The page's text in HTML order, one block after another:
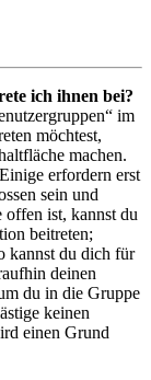
ich ihnen bei?
im
möchtest,
machen.
erfordern erst
sein und
offen ist, kannst du
beitreten;
kannst du dich für
deinen
du in die Gruppe
keinen
einen Grund